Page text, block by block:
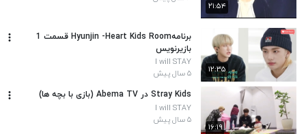
۲۱:۵۴
۱۲:۳۵
برنامهHyunjin -Heart Kids Room قسمت 1
بازیرنویس
I will STAY
۵ سال پیش
۱۶:۱۹
Stray Kids در Abema TV (بازی با بچه ها)
I will STAY
۵ سال پیش